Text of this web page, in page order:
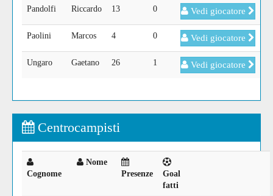
Pandolfi Riccardo 13 0 Vedi giocatore
Paolini Marcos 4 0 Vedi giocatore
Ungaro Gaetano 26 1 Vedi giocatore
Centrocampisti
Cognome
Nome
Presenze
Goal
fatti